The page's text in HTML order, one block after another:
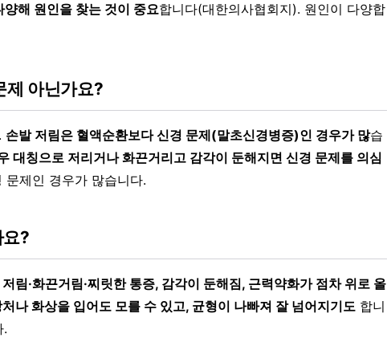
해 원인을 찾는 것이 중요합니다(대한의사협회지). 원인이 다양합
제 아닌가요?
손발 저림은 혈액순환보다 신경 문제(말초신경병증)인 경우가 많습
대칭으로 저리거나 화끈거리고 감각이 둔해지면 신경 문제를 의심
문제인 경우가 많습니다.
?
림·화끈거림·찌릿한 통증, 감각이 둔해짐, 근력약화가 점차 위로 올
나 화상을 입어도 모를 수 있고, 균형이 나빠져 잘 넘어지기도 합니
.